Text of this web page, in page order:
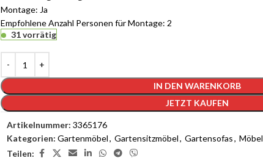
Montage: Ja
Empfohlene Anzahl Personen für Montage: 2
31 vorrätig
IN DEN WARENKORB
JETZT KAUFEN
Artikelnummer: 3365176
Kategorien: Gartenmöbel, Gartensitzmöbel, Gartensofas, Möbel
Teilen: